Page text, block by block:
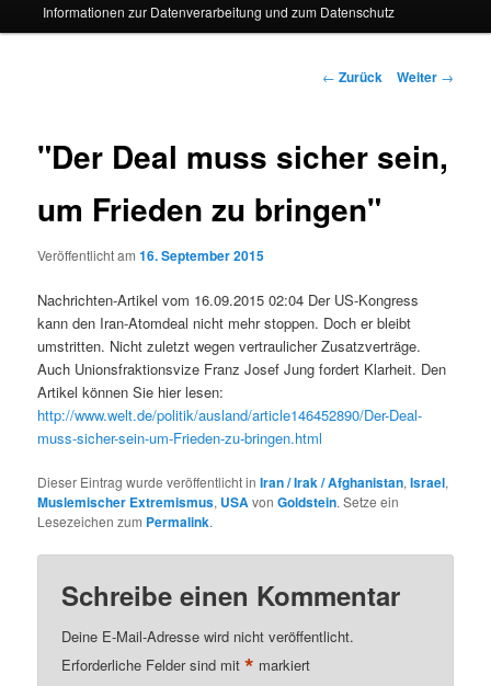
Informationen zur Datenverarbeitung und zum Datenschutz
Beitragsnavigation
← Zurück Weiter →
"Der Deal muss sicher sein,
um Frieden zu bringen"
Veröffentlicht am16. September 2015
Nachrichten-Artikel vom 16.09.2015 02:04 Der US-Kongress
kann den Iran-Atomdeal nicht mehr stoppen. Doch er bleibt
umstritten. Nicht zuletzt wegen vertraulicher Zusatzverträge.
Auch Unionsfraktionsvize Franz Josef Jung fordert Klarheit. Den
Artikel können Sie hier lesen:
http://www.welt.de/politik/ausland/article146452890/Der-Deal-
muss-sicher-sein-um-Frieden-zu-bringen.html
Dieser Eintrag wurde veröffentlicht inIran / Irak / Afghanistan,Israel,
Muslemischer Extremismus, USAvonGoldstein. Setze ein
Lesezeichen zum Permalink.
Schreibe einen Kommentar
Deine E-Mail-Adresse wird nicht veröffentlicht.
Erforderliche Felder sind mit* markiert